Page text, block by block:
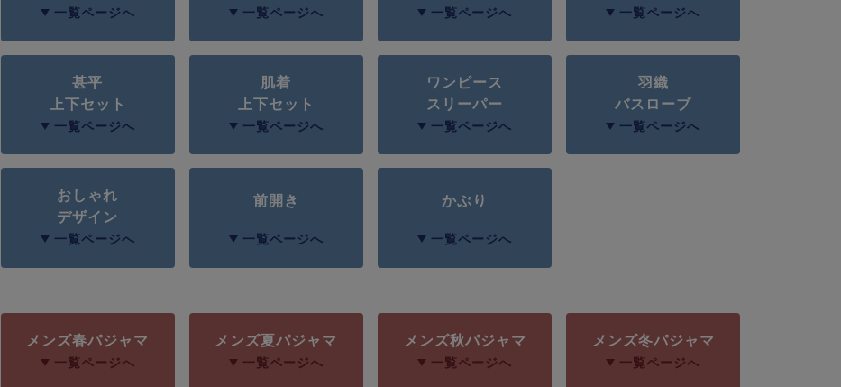
一覧ページへ 一覧ページへ 一覧ページへ 一覧ページへ
甚平
上下セット
一覧ページへ
肌着
上下セット
一覧ページへ
ワンピース
スリーパー
一覧ページへ
羽織
バスローブ
一覧ページへ
おしゃれ
デザイン
一覧ページへ
前開き
一覧ページへ
かぶり
一覧ページへ
メンズ春パジャマ
一覧ページへ
メンズ夏パジャマ
一覧ページへ
メンズ秋パジャマ
一覧ページへ
メンズ冬パジャマ
一覧ページへ